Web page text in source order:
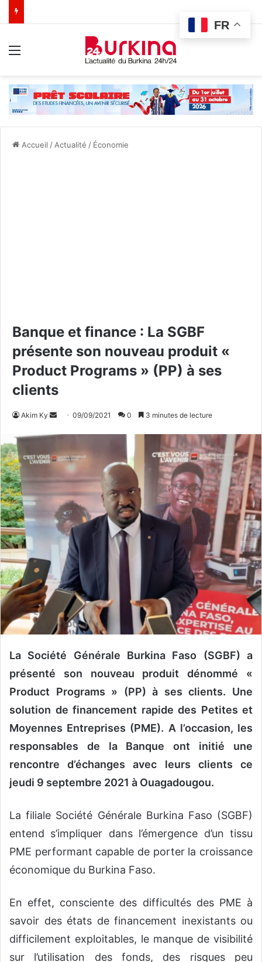
Accueil / Actualité / Économie
Banque et finance : La SGBF
présente son nouveau produit «
Product Programs » (PP) à ses
clients
Akim Ky
o
e
r
u
n
r
e
09/09/2021 0 3 minutes de lecture
La Société Générale Burkina Faso (SGBF) a
présenté son nouveau produit dénommé «
Product Programs » (PP) à ses clients. Une
solution de financement rapide des Petites et
Moyennes Entreprises (PME). A l’occasion, les
responsables de la Banque ont initié une
rencontre d’échanges avec leurs clients ce
jeudi 9 septembre 2021 à Ouagadougou.
La filiale Société Générale Burkina Faso (SGBF)
entend s’impliquer dans l’émergence d’un tissu
PME performant capable de porter la croissance
économique du Burkina Faso.
En effet, consciente des difficultés des PME à
savoir des états de financement inexistants ou
difficilement exploitables, le manque de visibilité
sur l’utilisation des fonds, des risques peu
FR